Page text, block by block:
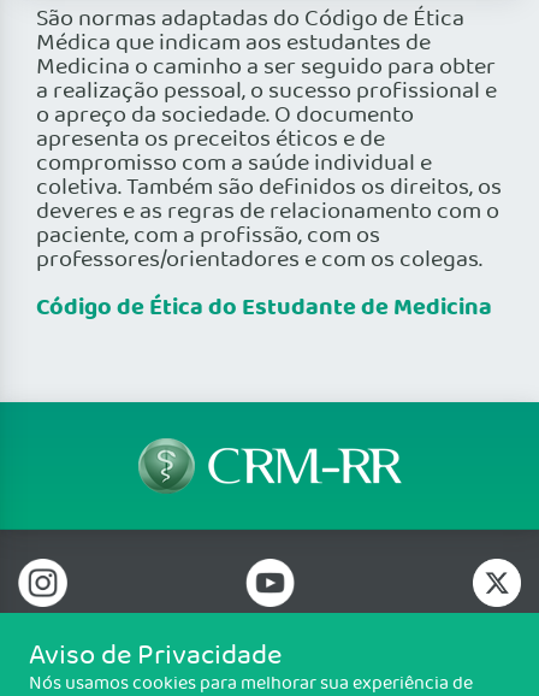
São normas adaptadas do Código de Ética
Médica que indicam aos estudantes de
Medicina o caminho a ser seguido para obter
a realização pessoal, o sucesso profissional e
o apreço da sociedade. O documento
apresenta os preceitos éticos e de
compromisso com a saúde individual e
coletiva. Também são definidos os direitos, os
deveres e as regras de relacionamento com o
paciente, com a profissão, com os
professores/orientadores e com os colegas.
Código de Ética do Estudante de Medicina
Aviso de Privacidade
Nós usamos cookies para melhorar sua experiência de